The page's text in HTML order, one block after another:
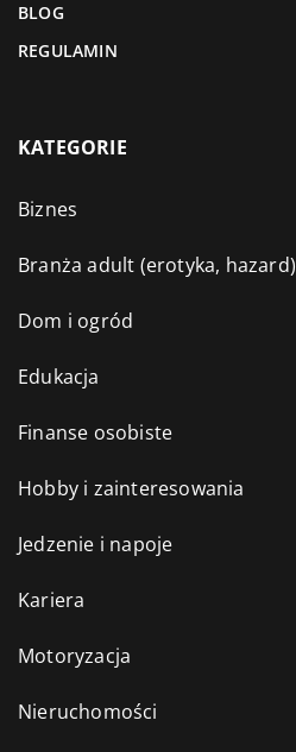
BLOG
REGULAMIN
KATEGORIE
Biznes
Branża adult (erotyka, hazard)
Dom i ogród
Edukacja
Finanse osobiste
Hobby i zainteresowania
Jedzenie i napoje
Kariera
Motoryzacja
Nieruchomości